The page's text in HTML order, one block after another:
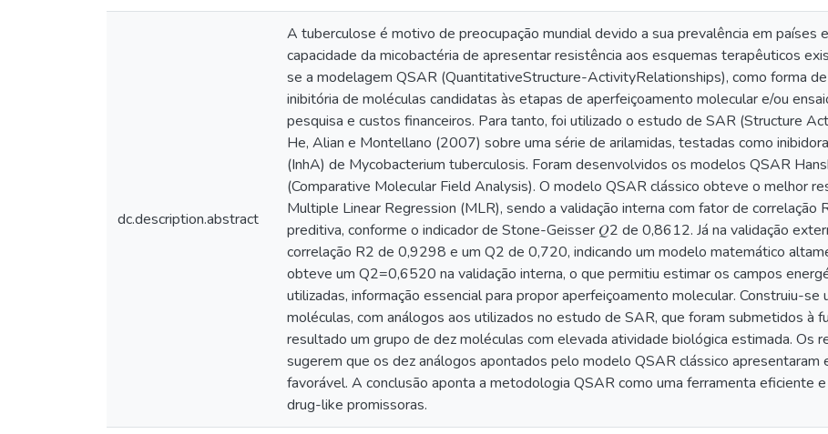
dc.description.abstract
A tuberculose é motivo de preocupação mundial devido a sua prevalência em países
capacidade da micobactéria de apresentar resistência aos esquemas terapêuticos
se a modelagem QSAR (QuantitativeStructure-ActivityRelationships), como forma de
inibitória de moléculas candidatas às etapas de aperfeiçoamento molecular e/ou
pesquisa e custos financeiros. Para tanto, foi utilizado o estudo de SAR (Structure
He, Alian e Montellano (2007) sobre uma série de arilamidas, testadas como
(InhA) de Mycobacterium tuberculosis. Foram desenvolvidos os modelos QSAR
(Comparative Molecular Field Analysis). O modelo QSAR clássico obteve o melhor
Multiple Linear Regression (MLR), sendo a validação interna com fator de
preditiva, conforme o indicador de Stone-Geisser 𝑄2 de 0,8612. Já na validação
correlação R2 de 0,9298 e um Q2 de 0,720, indicando um modelo matemático
obteve um Q2=0,6520 na validação interna, o que permitiu estimar os campos
utilizadas, informação essencial para propor aperfeiçoamento molecular. Construiu-se
moléculas, com análogos aos utilizados no estudo de SAR, que foram submetidos à
resultado um grupo de dez moléculas com elevada atividade biológica estimada. Os
sugerem que os dez análogos apontados pelo modelo QSAR clássico apresentaram
favorável. A conclusão aponta a metodologia QSAR como uma ferramenta eficiente
drug-like promissoras.